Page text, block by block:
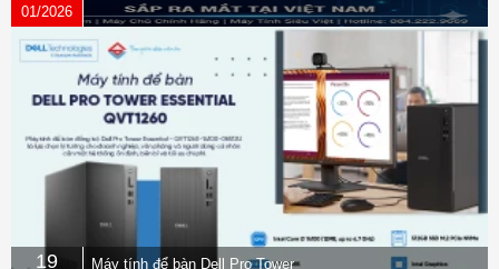
01/2026
19
Máy tính để bàn Dell Pro Tower